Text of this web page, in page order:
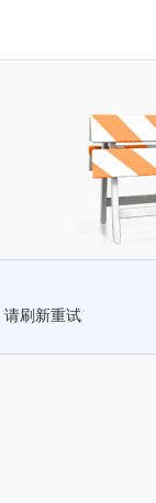
请刷新重试